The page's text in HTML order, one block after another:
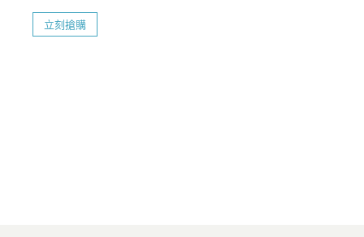
立刻搶購